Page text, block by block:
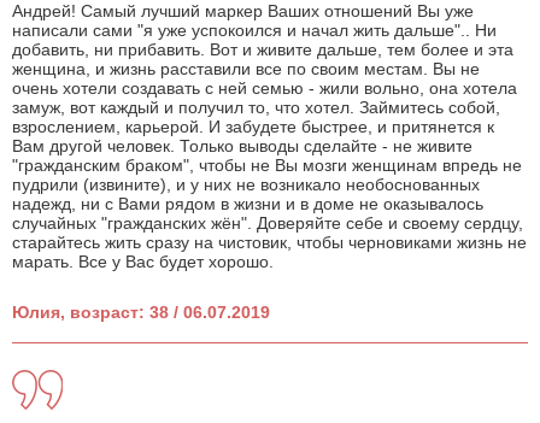
Андрей! Самый лучший маркер Ваших отношений Вы уже
написали сами "я уже успокоился и начал жить дальше".. Ни
добавить, ни прибавить. Вот и живите дальше, тем более и эта
женщина, и жизнь расставили все по своим местам. Вы не
очень хотели создавать с ней семью - жили вольно, она хотела
замуж, вот каждый и получил то, что хотел. Займитесь собой,
взрослением, карьерой. И забудете быстрее, и притянется к
Вам другой человек. Только выводы сделайте - не живите
"гражданским браком", чтобы не Вы мозги женщинам впредь не
пудрили (извините), и у них не возникало необоснованных
надежд, ни с Вами рядом в жизни и в доме не оказывалось
случайных "гражданских жён". Доверяйте себе и своему сердцу,
старайтесь жить сразу на чистовик, чтобы черновиками жизнь не
марать. Все у Вас будет хорошо.
Юлия, возраст: 38 / 06.07.2019